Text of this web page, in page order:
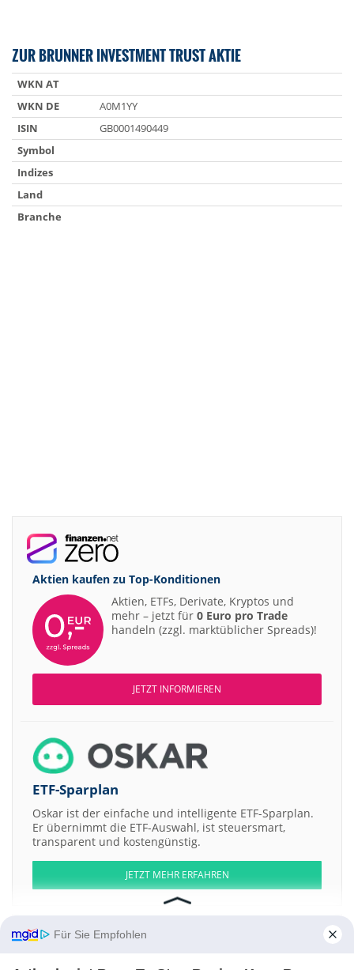
ZUR BRUNNER INVESTMENT TRUST AKTIE
WKN AT
WKN DE
A0M1YY
ISIN
GB0001490449
Symbol
Indizes
Land
Branche
Aktien kaufen zu Top-Konditionen
Aktien, ETFs, Derivate, Kryptos und
mehr – jetzt für 0 Euro pro Trade
handeln (zzgl. marktüblicher Spreads)!
JETZT INFORMIEREN
ETF-Sparplan
Oskar ist der einfache und intelligente ETF-Sparplan.
Er übernimmt die ETF-Auswahl, ist steuersmart,
transparent und kostengünstig.
JETZT MEHR ERFAHREN
Für Sie Empfohlen